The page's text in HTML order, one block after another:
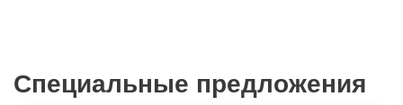
Специальные предложения